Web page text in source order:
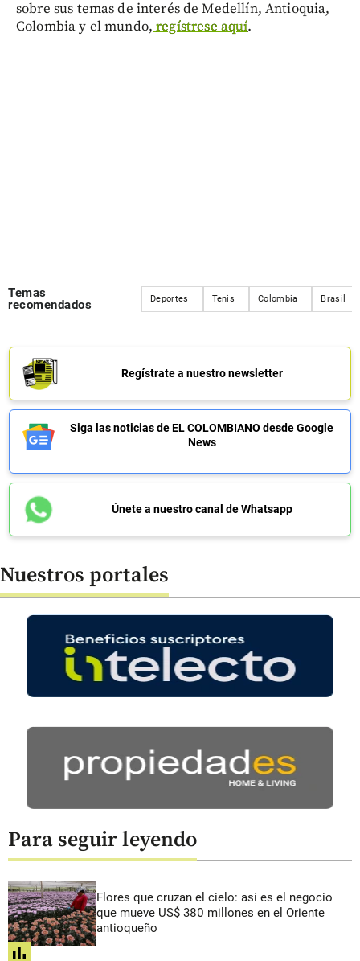
sobre sus temas de interés de Medellín, Antioquia,
Colombia y el mundo, regístrese aquí.
Temas
recomendados
Deportes Tenis Colombia Brasil
Regístrate a nuestro newsletter
Siga las noticias de EL COLOMBIANO desde Google
News
Únete a nuestro canal de Whatsapp
Nuestros portales
Para seguir leyendo
Flores que cruzan el cielo: así es el negocio
que mueve US$ 380 millones en el Oriente
antioqueño
share